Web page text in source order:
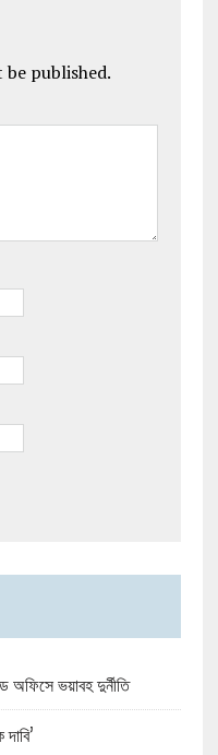
published.
অফিসে ভয়াবহ দুর্নীতি